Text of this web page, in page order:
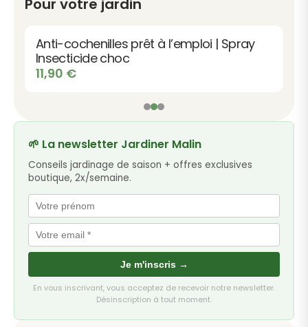
Pour votre jardin
Anti-cochenilles prêt à l’emploi | Spray
Insecticide choc
11,90 €
🌱 La newsletter Jardiner Malin
Conseils jardinage de saison + offres exclusives
boutique, 2x/semaine.
Je m'inscris →
En vous inscrivant, vous acceptez de recevoir notre newsletter.
Désinscription à tout moment.